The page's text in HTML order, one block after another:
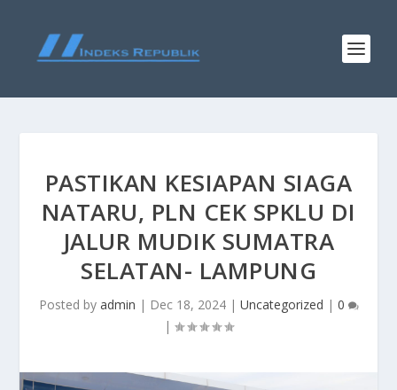
PASTIKAN KESIAPAN SIAGA
NATARU, PLN CEK SPKLU DI
JALUR MUDIK SUMATRA
SELATAN- LAMPUNG
Posted by admin | Dec 18, 2024| Uncategorized | 0
|